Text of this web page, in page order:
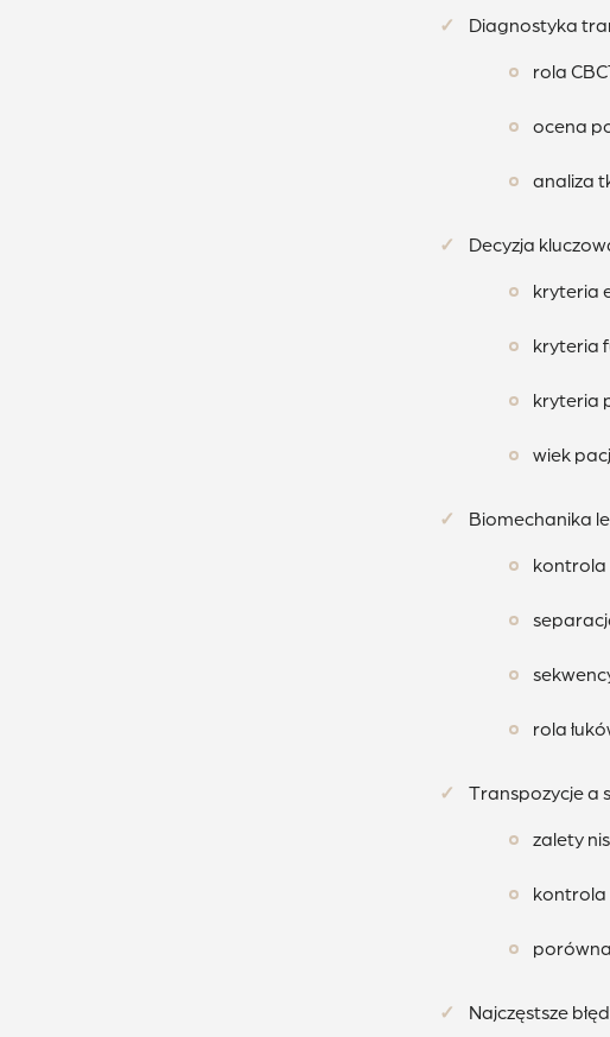
Diagnostyka
rola
ocena
analiza
Decyzja
kryteria
kryteria
kryteria
wiek
Biomechanika
kontrola
rola
Transpozycje a
zalety
kontrola
Najczęstsze